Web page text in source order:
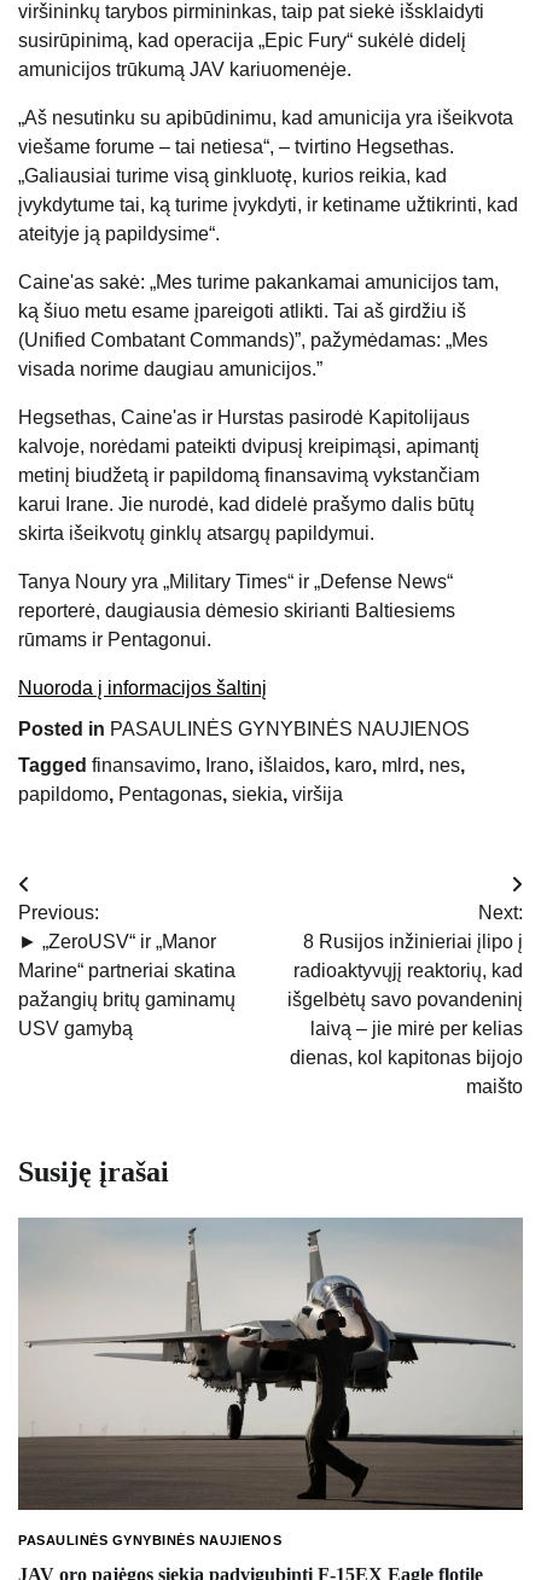
viršininkų tarybos pirmininkas, taip pat siekė išsklaidyti
susirūpinimą, kad operacija „Epic Fury“ sukėlė didelį
amunicijos trūkumą JAV kariuomenėje.
„Aš nesutinku su apibūdinimu, kad amunicija yra išeikvota
viešame forume – tai netiesa“, – tvirtino Hegsethas.
„Galiausiai turime visą ginkluotę, kurios reikia, kad
įvykdytume tai, ką turime įvykdyti, ir ketiname užtikrinti, kad
ateityje ją papildysime“.
Caine'as sakė: „Mes turime pakankamai amunicijos tam,
ką šiuo metu esame įpareigoti atlikti. Tai aš girdžiu iš
(Unified Combatant Commands)”, pažymėdamas: „Mes
visada norime daugiau amunicijos.”
Hegsethas, Caine'as ir Hurstas pasirodė Kapitolijaus
kalvoje, norėdami pateikti dvipusį kreipimąsi, apimantį
metinį biudžetą ir papildomą finansavimą vykstančiam
karui Irane. Jie nurodė, kad didelė prašymo dalis būtų
skirta išeikvotų ginklų atsargų papildymui.
Tanya Noury ​​yra „Military Times“ ir „Defense News“
reporterė, daugiausia dėmesio skirianti Baltiesiems
rūmams ir Pentagonui.
Nuoroda į informacijos šaltinį
Posted in PASAULINĖS GYNYBINĖS NAUJIENOS
Tagged finansavimo, Irano, išlaidos, karo, mlrd, nes,
papildomo, Pentagonas, siekia, viršija
Navigacija
tarp
įrašų
Previous:
► „ZeroUSV“ ir „Manor
Marine“ partneriai skatina
pažangių britų gaminamų
USV gamybą
Next:
8 Rusijos inžinieriai įlipo į
radioaktyvųjį reaktorių, kad
išgelbėtų savo povandeninį
laivą – jie mirė per kelias
dienas, kol kapitonas bijojo
maišto
Susiję įrašai
PASAULINĖS GYNYBINĖS NAUJIENOS
JAV oro pajėgos siekia padvigubinti F-15EX Eagle flotilę